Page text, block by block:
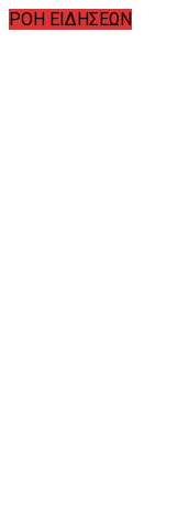
ΡΟΗ ΕΙΔΗΣΕΩΝ